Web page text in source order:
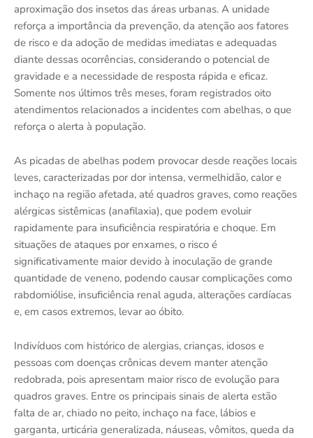
aproximação dos insetos das áreas urbanas. A unidade
reforça a importância da prevenção, da atenção aos fatores
de risco e da adoção de medidas imediatas e adequadas
diante dessas ocorrências, considerando o potencial de
gravidade e a necessidade de resposta rápida e eficaz.
Somente nos últimos três meses, foram registrados oito
atendimentos relacionados a incidentes com abelhas, o que
reforça o alerta à população.
As picadas de abelhas podem provocar desde reações locais
leves, caracterizadas por dor intensa, vermelhidão, calor e
inchaço na região afetada, até quadros graves, como reações
alérgicas sistêmicas (anafilaxia), que podem evoluir
rapidamente para insuficiência respiratória e choque. Em
situações de ataques por enxames, o risco é
significativamente maior devido à inoculação de grande
quantidade de veneno, podendo causar complicações como
rabdomiólise, insuficiência renal aguda, alterações cardíacas
e, em casos extremos, levar ao óbito.
Indivíduos com histórico de alergias, crianças, idosos e
pessoas com doenças crônicas devem manter atenção
redobrada, pois apresentam maior risco de evolução para
quadros graves. Entre os principais sinais de alerta estão
falta de ar, chiado no peito, inchaço na face, lábios e
garganta, urticária generalizada, náuseas, vômitos, queda da